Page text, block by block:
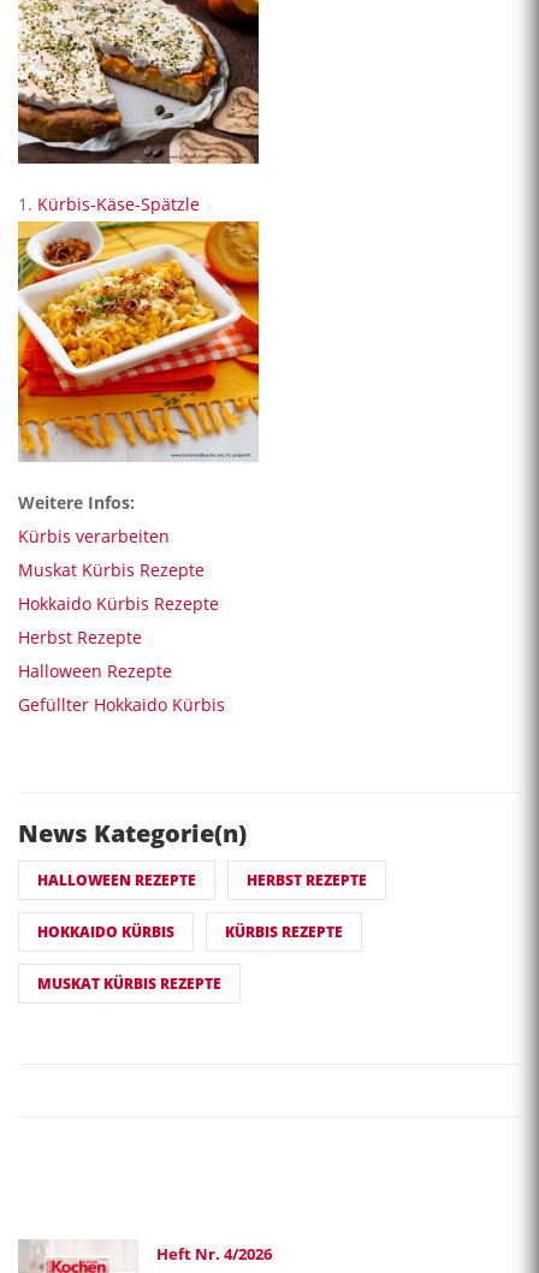
1. Kürbis-Käse-Spätzle
Weitere Infos:
Kürbis verarbeiten
Muskat Kürbis Rezepte
Hokkaido Kürbis Rezepte
Herbst Rezepte
Halloween Rezepte
Gefüllter Hokkaido Kürbis
News Kategorie(n)
HALLOWEEN REZEPTE HERBST REZEPTE
HOKKAIDO KÜRBIS KÜRBIS REZEPTE
MUSKAT KÜRBIS REZEPTE
Heft Nr. 4/2026